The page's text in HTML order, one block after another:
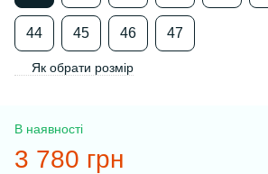
44 45 46 47
Як обрати розмір
В наявності
3 780 грн